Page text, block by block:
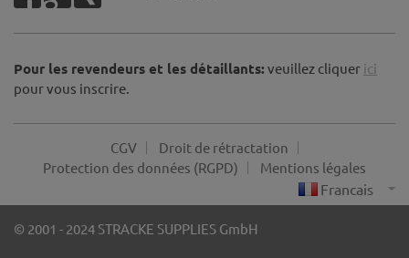
Pour les revendeurs et les détaillants: veuillez cliquer ici
pour vous inscrire.
CGV
Droit de rétractation
Protection des données (RGPD)
Mentions légales
© 2001 - 2024 STRACKE SUPPLIES GmbH